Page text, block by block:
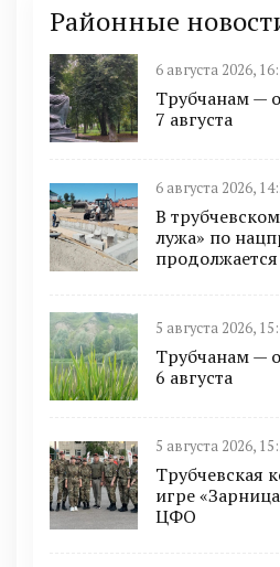
Районные
6 августа 2026,
Трубчанам —
7 августа
6 августа 2026,
В
лужа» по
5 августа 2026,
Трубчанам —
6 августа
5 августа 2026,
Трубчевская
игре
ЦФО